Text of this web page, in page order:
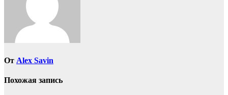
От Alex Savin
Похожая запись